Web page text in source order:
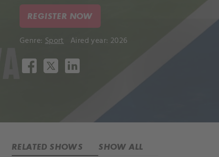
REGISTER NOW
Genre: Sport Aired year: 2026
RELATED SHOWS SHOW ALL